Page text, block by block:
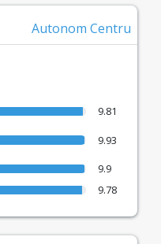
Autonom Centru
9.81
9.93
9.9
9.78